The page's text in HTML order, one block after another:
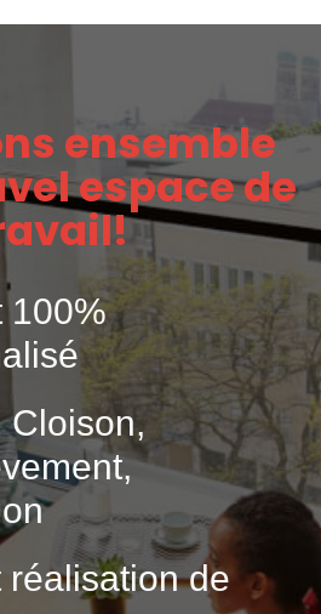
ensemble
espace de
100%
Cloison,
réalisation de